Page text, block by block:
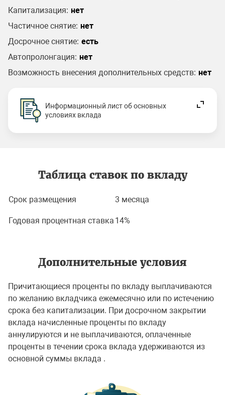
Капитализация: нет
Частичное снятие: нет
Досрочное снятие: есть
Автопролонгация: нет
Возможность внесения дополнительных средств: нет
Информационный лист об основных
условиях вклада
Таблица ставок по вкладу
Срок размещения 3 месяца
Годовая процентная ставка 14%
Дополнительные условия
Причитающиеся проценты по вкладу выплачиваются
по желанию вкладчика ежемесячно или по истечению
срока без капитализации. При досрочном закрытии
вклада начисленные проценты по вкладу
аннулируются и не выплачиваются, оплаченные
проценты в течении срока вклада удерживаются из
основной суммы вклада .